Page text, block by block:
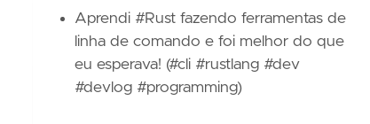
Aprendi #Rust fazendo ferramentas de
linha de comando e foi melhor do que
eu esperava! (#cli #rustlang #dev
#devlog #programming)